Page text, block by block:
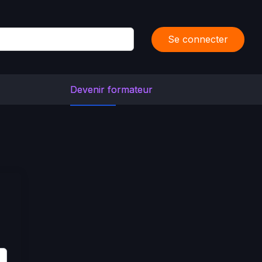
Devenir formateur
Se connecter